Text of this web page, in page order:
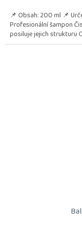
📌 Obsah: 200 ml 📌
Profesionální šampon
posiluje jejich strukturu